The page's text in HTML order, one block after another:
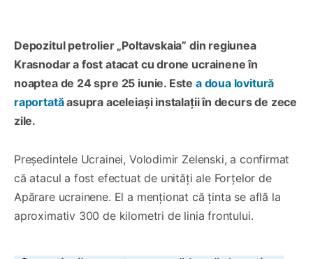
Depozitul petrolier „Poltavskaia” din regiunea
Krasnodar a fost atacat cu drone ucrainene în
noaptea de 24 spre 25 iunie. Este a doua lovitură
raportatăasupra aceleiași instalații în decurs de zece
zile.
Președintele Ucrainei, Volodimir Zelenski, a confirmat
că atacul a fost efectuat de unități ale Forțelor de
Apărare ucrainene. El a menționat că ținta se află la
aproximativ 300 de kilometri de linia frontului.